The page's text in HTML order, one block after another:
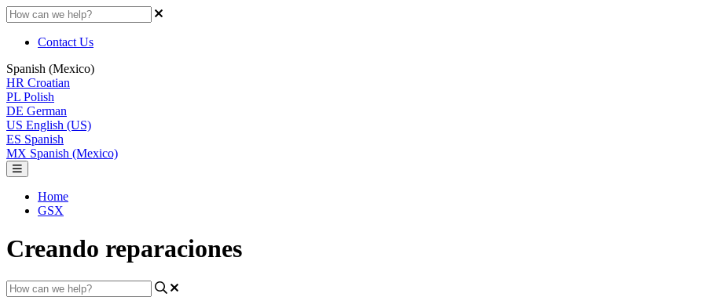
Contact Us
Spanish (Mexico)
HR Croatian
PL Polish
DE German
US English (US)
ES Spanish
MX Spanish (Mexico)
Home
GSX
Creando reparaciones